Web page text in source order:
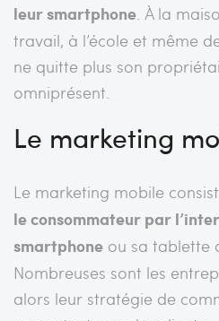
leur smartphone . À la
travail, à l’école et même
ne quitte plus son
omniprésent.
Le marketing
Le marketing mobile
le consommateur par
smartphone ou sa tablette
Nombreuses sont les
alors leur stratégie de